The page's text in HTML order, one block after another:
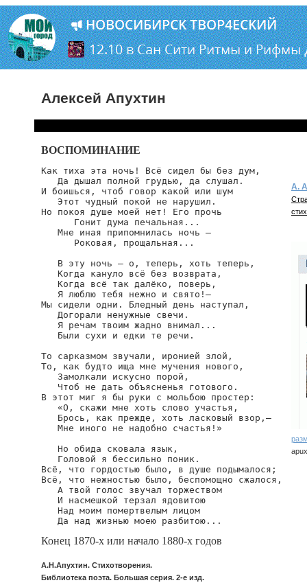
Алексей Апухтин
ВОСПОМИНАНИЕ
Как тиха эта ночь! Всё сидел бы без дум,
   Да дышал полной грудью, да слушал.
И боишься, чтоб говор какой или шум
   Этот чудный покой не нарушил.
Но покоя душе моей нет! Его прочь
      Гонит дума печальная...
   Мне иная припомнилась ночь —
      Роковая, прощальная...
   В эту ночь — о, теперь, хоть теперь,
   Когда кануло всё без возврата,
   Когда всё так далёко, поверь,
   Я люблю тебя нежно и свято!—
Мы сидели одни. Бледный день наступал,
   Догорали ненужные свечи.
   Я речам твоим жадно внимал...
   Были сухи и едки те речи.
То сарказмом звучали, иронией злой,
То, как будто ища мне мучения нового,
   Замолкали искусно порой,
   Чтоб не дать объясненья готового.
В этот миг я бы руки с мольбою простер:
   «О, скажи мне хоть слово участья,
   Брось, как прежде, хоть ласковый взор,—
   Мне иного не надобно счастья!»
   Но обида сковала язык,
   Головой я бессильно поник.
Всё, что гордостью было, в душе подымалося;
Всё, что нежностью было, беспомощно сжалося,
   А твой голос звучал торжеством
   И насмешкой терзал ядовитою
   Над моим помертвелым лицом
   Да над жизнью моею разбитою...
Конец 1870-х или начало 1880-х годов
А.Н.Апухтин. Стихотворения.
Библиотека поэта. Большая серия. 2-е изд.
А.